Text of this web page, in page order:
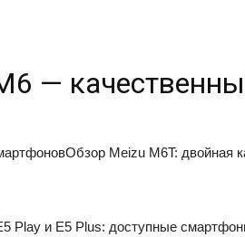
—
Обзор Meizu M6T: двойная
Play и E5 Plus: доступные